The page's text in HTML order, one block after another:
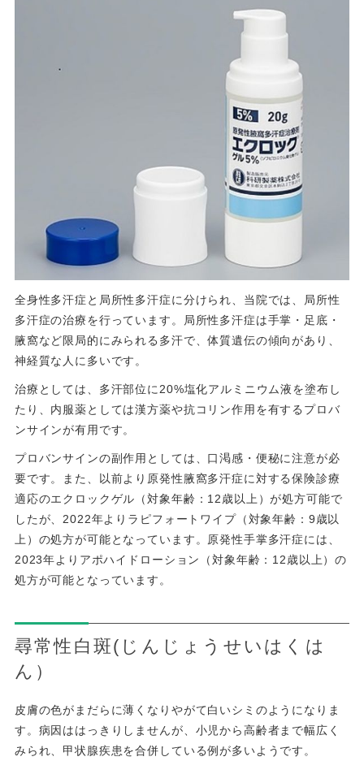
全身性多汗症と局所性多汗症に分けられ、当院では、局所性
多汗症の治療を行っています。局所性多汗症は手掌・足底・
腋窩など限局的にみられる多汗で、体質遺伝の傾向があり、
神経質な人に多いです。
治療としては、多汗部位に20%塩化アルミニウム液を塗布し
たり、内服薬としては漢方薬や抗コリン作用を有するプロバ
ンサインが有用です。
プロバンサインの副作用としては、口渇感・便秘に注意が必
要です。また、以前より原発性腋窩多汗症に対する保険診療
適応のエクロックゲル（対象年齢：12歳以上）が処方可能で
したが、2022年よりラピフォートワイプ（対象年齢：9歳以
上）の処方が可能となっています。原発性手掌多汗症には、
2023年よりアポハイドローション（対象年齢：12歳以上）の
処方が可能となっています。
尋常性白斑(じんじょうせいはくは
ん）
皮膚の色がまだらに薄くなりやがて白いシミのようになりま
す。病因ははっきりしませんが、小児から高齢者まで幅広く
みられ、甲状腺疾患を合併している例が多いようです。